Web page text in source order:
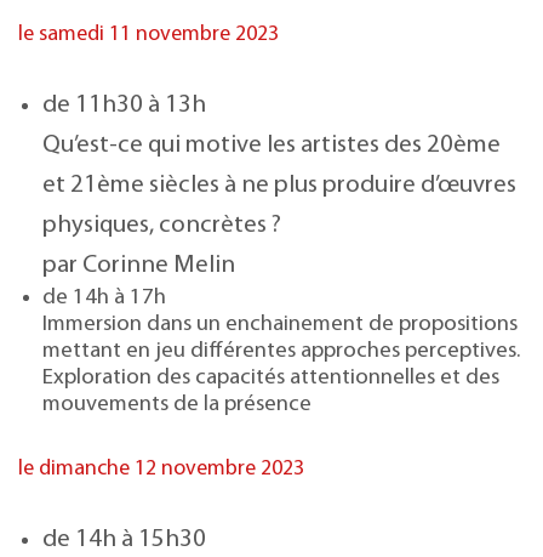
le samedi 11 novembre 2023
de 11h30 à 13h
Qu’est-ce qui motive les artistes des 20ème
et 21ème siècles à ne plus produire d’œuvres
physiques, concrètes ?
par Corinne Melin
de 14h à 17h
Immersion dans un enchainement de propositions
mettant en jeu différentes approches perceptives.
Exploration des capacités attentionnelles et des
mouvements de la présence
le dimanche 12 novembre 2023
de 14h à 15h30